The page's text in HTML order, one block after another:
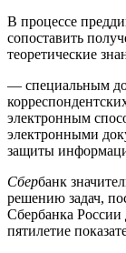
В процессе
сопоставить
теоретические
— специальным
электронным
электронными
защиты
Сбербанк
решению задач,
Сбербанка России
пятилетие